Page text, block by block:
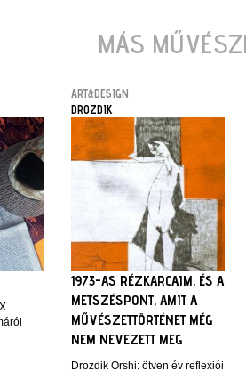
MÁS
ART&DESIGN
DROZDIK
1973-AS RÉZKARCAIM, ÉS A
METSZÉSPONT, AMIT A
MŰVÉSZETTÖRTÉNET MÉG
NEM NEVEZETT MEG
Drozdik Orshi: ötven év reflexiói